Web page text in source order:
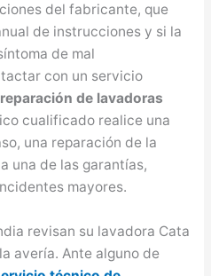
del fabricante, que
de instrucciones y si la
de mal
con un servicio
reparación de lavadoras
cualificado realice una
una reparación de la
una de las garantías,
mayores.
revisan su lavadora Cata
avería. Ante alguno de